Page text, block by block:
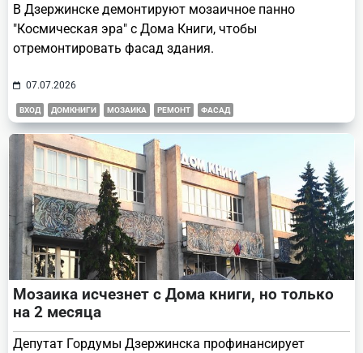
В Дзержинске демонтируют мозаичное панно
"Космическая эра" с Дома Книги, чтобы
отремонтировать фасад здания.
07.07.2026
ВХОД ДОМКНИГИ МОЗАИКА РЕМОНТ ФАСАД
Мозаика исчезнет с Дома книги, но только
на 2 месяца
Депутат Гордумы Дзержинска профинансирует